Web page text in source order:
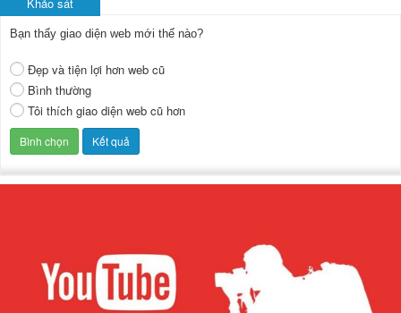
Khảo sát
Bạn thấy giao diện web mới thế nào?
Đẹp và tiện lợi hơn web cũ
Bình thường
Tôi thích giao diện web cũ hơn